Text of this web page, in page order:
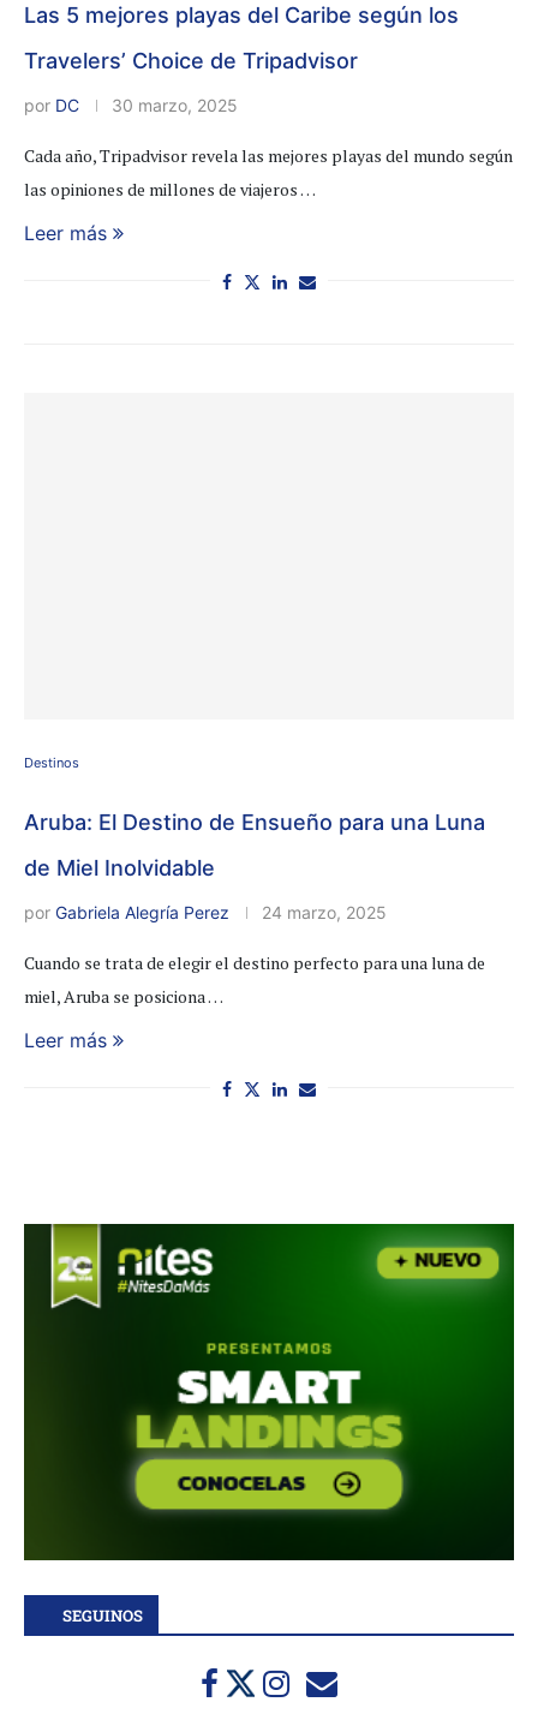
Las 5 mejores playas del Caribe según los
Travelers’ Choice de Tripadvisor
por DC 30 marzo, 2025
Cada año, Tripadvisor revela las mejores playas del mundo según
las opiniones de millones de viajeros …
Leer más
Destinos
Aruba: El Destino de Ensueño para una Luna
de Miel Inolvidable
por Gabriela Alegría Perez 24 marzo, 2025
Cuando se trata de elegir el destino perfecto para una luna de
miel, Aruba se posiciona …
Leer más
SEGUINOS